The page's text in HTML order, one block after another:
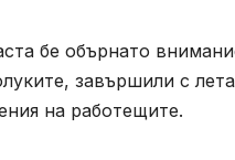
бе обърнато
завършили с
на работещите.